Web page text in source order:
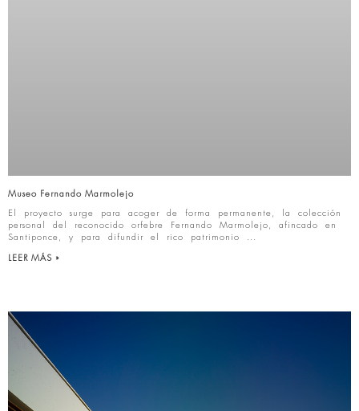
Museo Fernando Marmolejo
El proyecto surge para acoger de forma permanente, la colección
personal del reconocido orfebre Fernando Marmolejo, afincado en
Santiponce, y para difundir el rico patrimonio
LEER MÁS »